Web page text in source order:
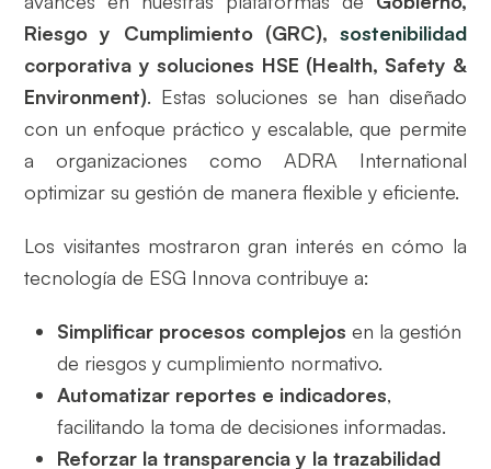
Riesgo y Cumplimiento (GRC), sostenibilidad
corporativa y soluciones HSE (Health, Safety &
Environment). Estas soluciones se han diseñado
con un enfoque práctico y escalable, que permite
a organizaciones como ADRA International
optimizar su gestión de manera flexible y eficiente.
Los visitantes mostraron gran interés en cómo la
tecnología de ESG Innova contribuye a:
Simplificar procesos complejos en la gestión
de riesgos y cumplimiento normativo.
Automatizar reportes e indicadores,
facilitando la toma de decisiones informadas.
Reforzar la transparencia y la trazabilidad